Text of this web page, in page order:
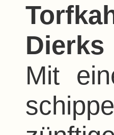
Dierks
Mit